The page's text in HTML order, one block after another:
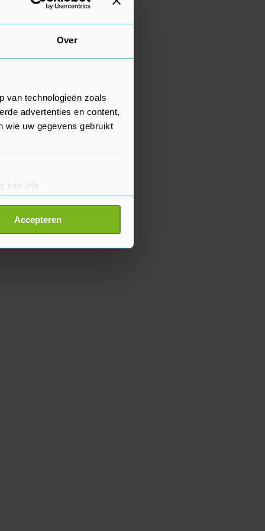
Over
van technologieën zoals
advertenties en content,
wie uw gegevens gebruikt
kan zijn
detailgedeelte
Accepteren